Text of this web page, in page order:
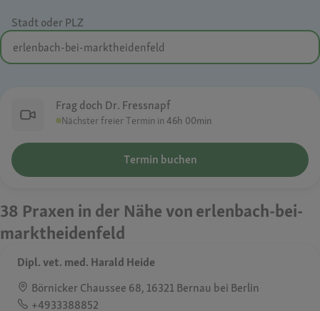
Stadt oder PLZ
Frag doch Dr. Fressnapf
Nächster freier Termin in 46h 00min
Termin buchen
38 Praxen in der Nähe von erlenbach-bei-
marktheidenfeld
Dipl. vet. med. Harald Heide
Börnicker Chaussee 68, 16321 Bernau bei Berlin
+4933388852